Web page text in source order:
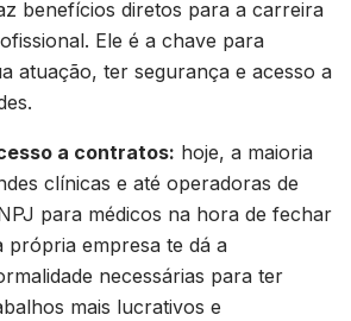
benefícios diretos para a carreira
Ele é a chave para
atuação, ter segurança e acesso a
a contratos: hoje, a maioria
clínicas e até operadoras de
para médicos na hora de fechar
própria empresa te dá a
necessárias para ter
mais lucrativos e